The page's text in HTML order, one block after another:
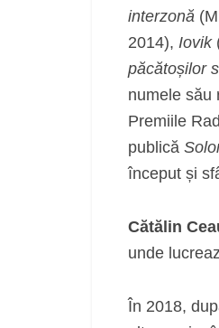
interzonă
2014), Iovik
păcătoșilor
numele său
Premiile
publică
început și
Cătălin
unde
În 2018,